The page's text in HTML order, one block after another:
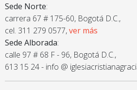
Sede Norte:
carrera 67 # 175-60, Bogotá D.C.,
cel. 311 279 0577,ver más
Sede Alborada:
calle 97 # 68 F - 96, Bogotá D.C.,
613 15 24 - info @